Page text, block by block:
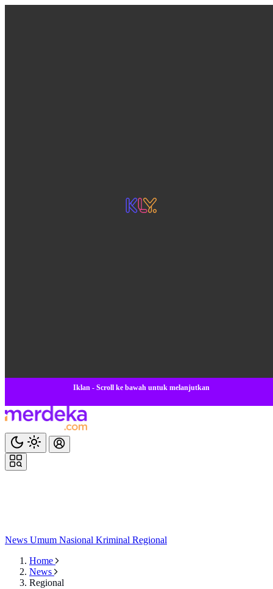
Iklan - Scroll ke bawah untuk melanjutkan
News Umum Nasional Kriminal Regional
Home
News
Regional